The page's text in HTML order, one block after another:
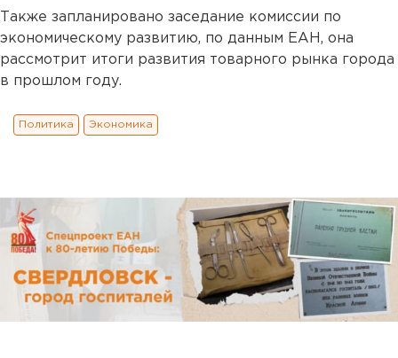
Также запланировано заседание комиссии по
экономическому развитию, по данным ЕАН, она
рассмотрит итоги развития товарного рынка города
в прошлом году.
Политика Экономика